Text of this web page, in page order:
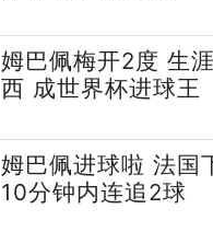
姆巴佩梅开2度 生
西 成世界杯进球王
姆巴佩进球啦 法国
10分钟内连追2球